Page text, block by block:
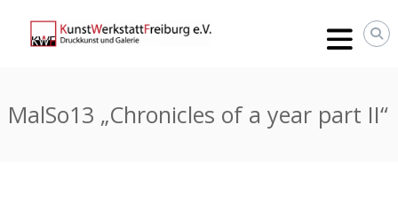
springen
MalSo13 „Chronicles of a year part II“